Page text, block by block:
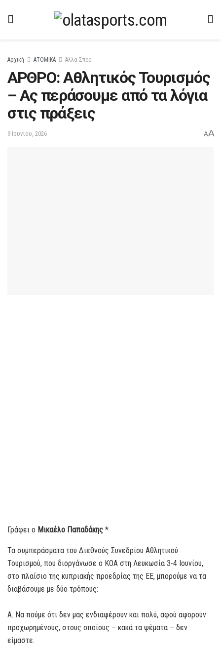
Αρχική ΑΤΟΜΙΚΑ Άλλα Σπορ
ΑΡΘΡΟ: Αθλητικός Τουρισμός
– Ας περάσουμε από τα λόγια
στις πράξεις
9 Ιουνίου, 2026 AA
Γράφει ο Μικαέλο Παπαδάκης *
Τα συμπεράσματα του Διεθνούς Συνεδρίου Αθλητικού
Τουρισμού, που διοργάνωσε ο ΚΟΑ στη Λευκωσία 3-4 Ιουνίου,
στο πλαίσιο της κυπριακής προεδρίας της ΕΕ, μπορούμε να τα
διαβάσουμε με δύο τρόπους:
Α. Να πούμε ότι δεν μας ενδιαφέρουν και πολύ, αφού αφορούν
προχωρημένους, στους οποίους – κακά τα ψέματα – δεν
είμαστε.